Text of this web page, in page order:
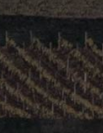
Excellence
White
Esprit
Essentiel